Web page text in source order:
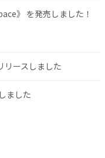
》 を発売しました！
リースしました
ました